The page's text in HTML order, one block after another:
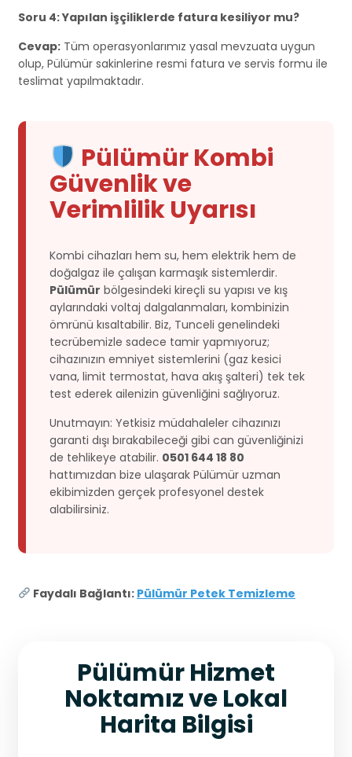
Soru 4: Yapılan işçiliklerde fatura kesiliyor mu?
Cevap: Tüm operasyonlarımız yasal mevzuata uygun
olup, Pülümür sakinlerine resmi fatura ve servis formu ile
teslimat yapılmaktadır.
Pülümür Kombi
Güvenlik ve
Verimlilik Uyarısı
Kombi cihazları hem su, hem elektrik hem de
doğalgaz ile çalışan karmaşık sistemlerdir.
Pülümür bölgesindeki kireçli su yapısı ve kış
aylarındaki voltaj dalgalanmaları, kombinizin
ömrünü kısaltabilir. Biz, Tunceli genelindeki
tecrübemizle sadece tamir yapmıyoruz;
cihazınızın emniyet sistemlerini (gaz kesici
vana, limit termostat, hava akış şalteri) tek tek
test ederek ailenizin güvenliğini sağlıyoruz.
Unutmayın: Yetkisiz müdahaleler cihazınızı
garanti dışı bırakabileceği gibi can güvenliğinizi
de tehlikeye atabilir. 0501 644 18 80
hattımızdan bize ulaşarak Pülümür uzman
ekibimizden gerçek profesyonel destek
alabilirsiniz.
Faydalı Bağlantı: Pülümür Petek Temizleme
Pülümür Hizmet
Noktamız ve Lokal
Harita Bilgisi